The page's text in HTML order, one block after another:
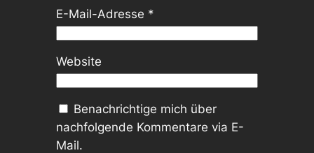
E-Mail-Adresse *
Website
Benachrichtige mich über
nachfolgende Kommentare via E-
Mail.